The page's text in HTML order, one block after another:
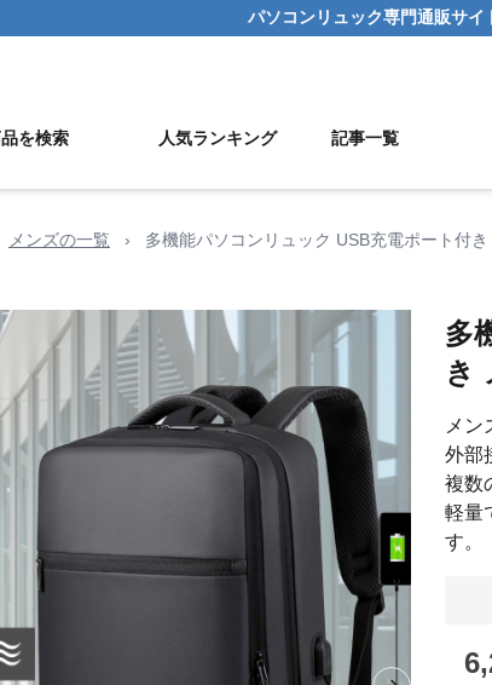
パソコンリュック専門通販サイ
を検索 人気ランキング 記事一覧
メンズの一覧 › 多機能パソコンリュック USB充電ポート付
多
き
メン
外部
複数
軽量
す。